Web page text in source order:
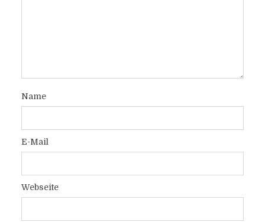
Name
E-Mail
Webseite